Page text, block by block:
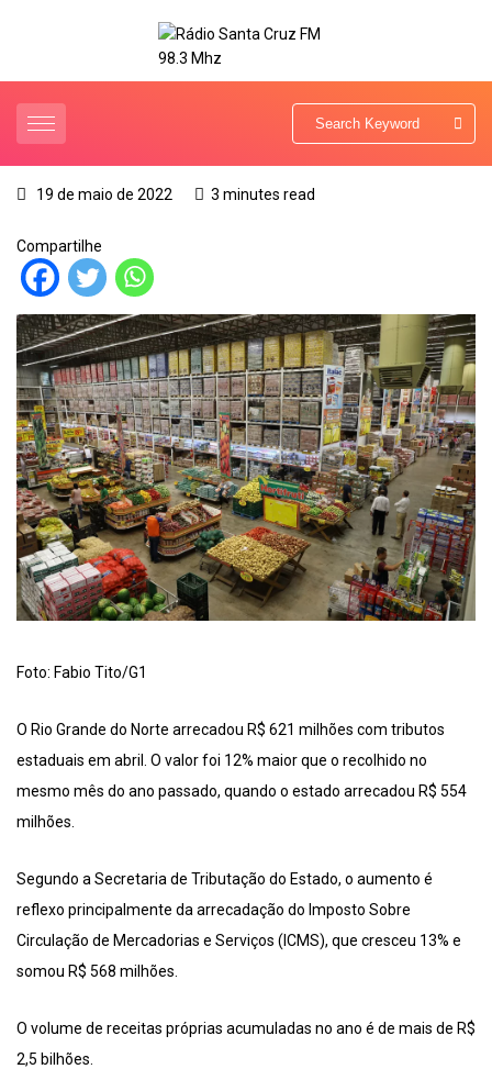
19 de maio de 2022 3 minutes read
Compartilhe
Foto: Fabio Tito/G1
O Rio Grande do Norte arrecadou R$ 621 milhões com tributos
estaduais em abril. O valor foi 12% maior que o recolhido no
mesmo mês do ano passado, quando o estado arrecadou R$ 554
milhões.
Segundo a Secretaria de Tributação do Estado, o aumento é
reflexo principalmente da arrecadação do Imposto Sobre
Circulação de Mercadorias e Serviços (ICMS), que cresceu 13% e
somou R$ 568 milhões.
O volume de receitas próprias acumuladas no ano é de mais de R$
2,5 bilhões.